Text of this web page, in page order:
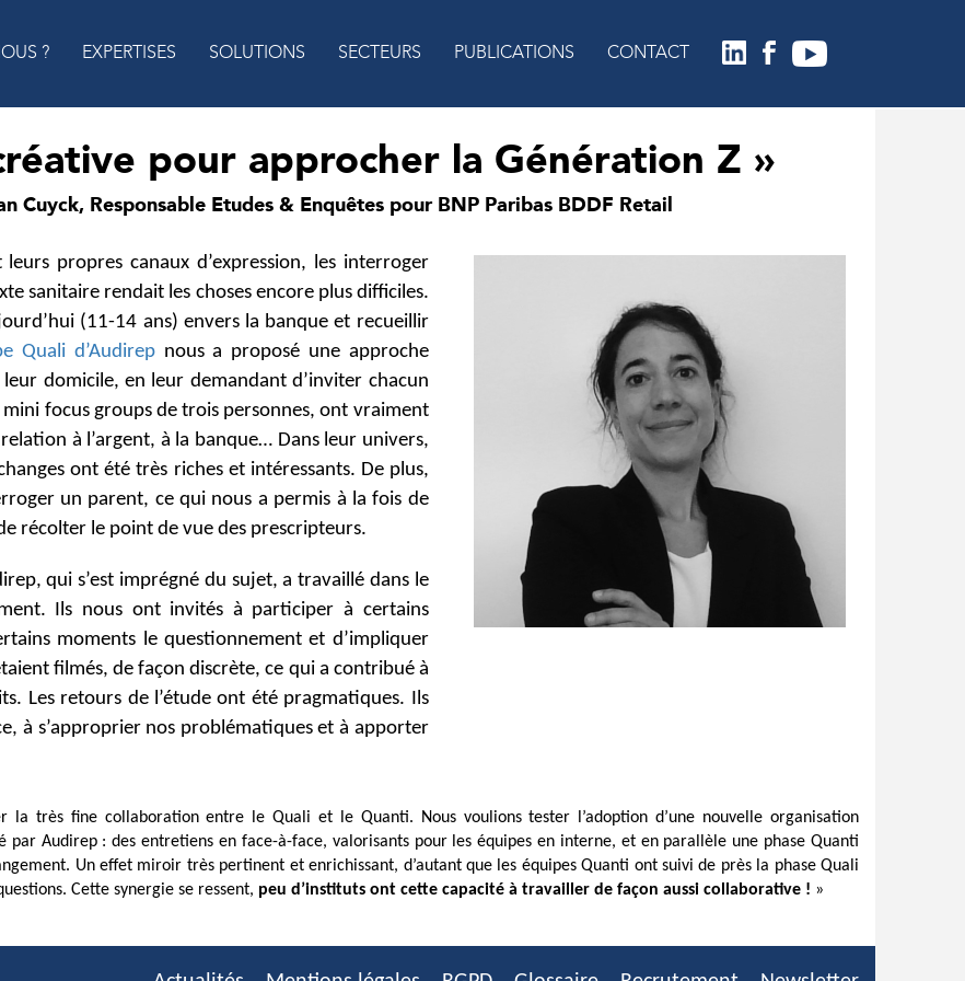
? EXPERTISES SOLUTIONS SECTEURS PUBLICATIONS CONTACT
pour approcher la Génération Z »
Cuyck, Responsable Etudes & Enquêtes pour BNP Paribas BDDF Retail
propres canaux d’expression, les interroger
sanitaire rendait les choses encore plus difficiles.
(11-14 ans) envers la banque et recueillir
Quali d’Audirepnous a proposé une approche
domicile, en leur demandant d’inviter chacun
focus groups de trois personnes, ont vraiment
à l’argent, à la banque… Dans leur univers,
ont été très riches et intéressants. De plus,
un parent, ce qui nous a permis à la fois de
récolter le point de vue des prescripteurs.
qui s’est imprégné du sujet, a travaillé dans le
Ils nous ont invités à participer à certains
moments le questionnement et d’impliquer
filmés, de façon discrète, ce qui a contribué à
Les retours de l’étude ont été pragmatiques. Ils
à s’approprier nos problématiques et à apporter
la très fine collaboration entre le Quali et le Quanti. Nous voulions tester l’adoption d’une nouvelle organisation
Audirep : des entretiens en face-à-face, valorisants pour les équipes en interne, et en parallèle une phase Quanti
Un effet miroir très pertinent et enrichissant, d’autant que les équipes Quanti ont suivi de près la phase Quali
Cette synergie se ressent, peu d’instituts ont cette capacité à travailler de façon aussi collaborative ! »